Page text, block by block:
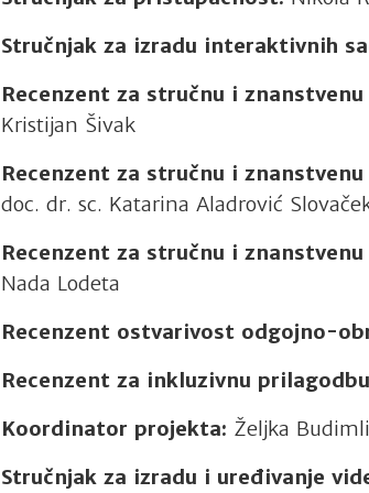
Stručnjak za izradu interaktivnih
Recenzent za stručnu i
Kristijan Šivak
Recenzent za stručnu i
doc. dr. sc. Katarina Aladrović
Recenzent za stručnu i
Nada Lodeta
Recenzent ostvarivost odgojno-
Recenzent za inkluzivnu
Koordinator projekta: Željka
Stručnjak za izradu i uređivanje